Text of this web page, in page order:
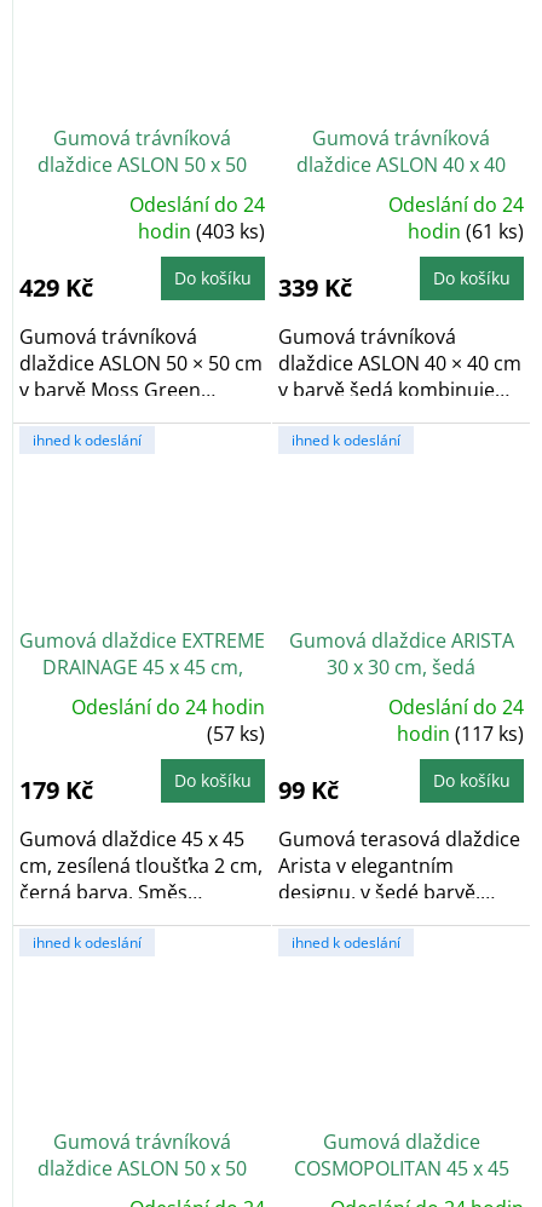
Gumová trávníková
dlaždice ASLON 50 x 50
cm, Moss Green
5,0
z
5
Odeslání do 24
hodin(403 ks)
429 Kč Do košíku
Gumová trávníková
dlaždice ASLON 50 × 50 cm
v barvě Moss Green
kombinuje výhody
umělého...
Gumová trávníková
dlaždice ASLON 40 x 40
cm, Stone Grey
5,0
z
5
Odeslání do 24
hodin(61 ks)
339 Kč Do košíku
Gumová trávníková
dlaždice ASLON 40 × 40 cm
v barvě šedá kombinuje
výhody umělého...
ihned k odeslání
Gumová dlaždice EXTREME
DRAINAGE 45 x 45 cm,
černá
Odeslání do 24 hodin
(57 ks)
179 Kč Do košíku
Gumová dlaždice 45 x 45
cm, zesílená tloušťka 2 cm,
černá barva. Směs
gumové pryže a...
ihned k odeslání
Gumová dlaždice ARISTA
30 x 30 cm, šedá
5,0
z
5
Odeslání do 24
hodin(117 ks)
99 Kč Do košíku
Gumová terasová dlaždice
Arista v elegantním
designu, v šedé barvě.
Vyrobeno z...
ihned k odeslání
Gumová trávníková
dlaždice ASLON 50 x 50
cm, Forest Green
ihned k odeslání
Gumová dlaždice
COSMOPOLITAN 45 x 45
cm, šedá, zesílená 2,5 cm